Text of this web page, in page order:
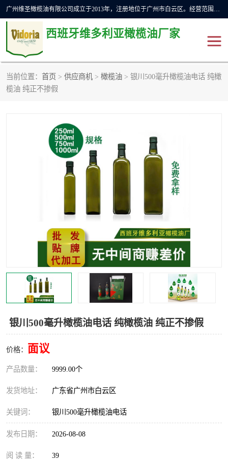
广州维圣橄榄油有限公司成立于2013年，注册地位于广州市白云区。经营范围包括饲料原料销售;畜牧渔业饲料销售;化妆品批发;贸易经纪;食品进出口等，主要产品有：橄榄果渣油，橄榄油，纯橄榄油等。
西班牙维多利亚橄榄油厂家
当前位置： 首页 > 供应商机 > 橄榄油 > 银川500毫升橄榄油电话 纯橄
榄油 纯正不掺假
银川500毫升橄榄油电话 纯橄榄油 纯正不掺假
价格： 面议
产品数量： 9999.00个
发货地址： 广东省广州市白云区
关键词： 银川500毫升橄榄油电话
发布日期： 2026-08-08
阅 读 量： 39
橄榄油
橄榄果渣油 精炼橄榄油